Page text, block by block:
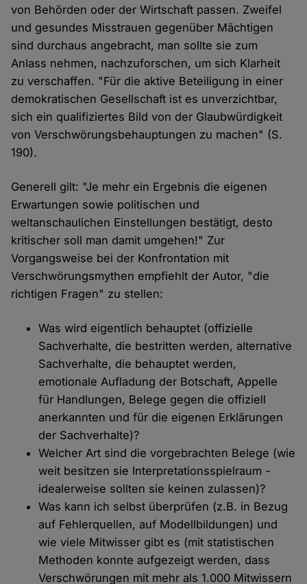
von Behörden oder der Wirtschaft passen. Zweifel
und gesundes Misstrauen gegenüber Mächtigen
sind durchaus angebracht, man sollte sie zum
Anlass nehmen, nachzuforschen, um sich Klarheit
zu verschaffen. "Für die aktive Beteiligung in einer
demokratischen Gesellschaft ist es unverzichtbar,
sich ein qualifiziertes Bild von der Glaubwürdigkeit
von Verschwörungsbehauptungen zu machen" (S.
190).
Generell gilt: "Je mehr ein Ergebnis die eigenen
Erwartungen sowie politischen und
weltanschaulichen Einstellungen bestätigt, desto
kritischer soll man damit umgehen!" Zur
Vorgangsweise bei der Konfrontation mit
Verschwörungsmythen empfiehlt der Autor, "die
richtigen Fragen" zu stellen:
Was wird eigentlich behauptet (offizielle
Sachverhalte, die bestritten werden, alternative
Sachverhalte, die behauptet werden,
emotionale Aufladung der Botschaft, Appelle
für Handlungen, Belege gegen die offiziell
anerkannten und für die eigenen Erklärungen
der Sachverhalte)?
Welcher Art sind die vorgebrachten Belege (wie
weit besitzen sie Interpretationsspielraum -
idealerweise sollten sie keinen zulassen)?
Was kann ich selbst überprüfen (z.B. in Bezug
auf Fehlerquellen, auf Modellbildungen) und
wie viele Mitwisser gibt es (mit statistischen
Methoden konnte aufgezeigt werden, dass
Verschwörungen mit mehr als 1.000 Mitwissern